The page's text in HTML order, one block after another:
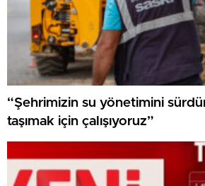
“Şehrimizin su yönetimini
taşımak için çalışıyoruz”